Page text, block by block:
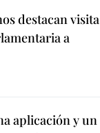
destacan visita
a
aplicación y un